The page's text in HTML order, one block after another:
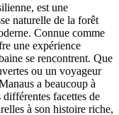
est une
naturelle de la forêt
Connue comme
une expérience
se rencontrent. Que
ou un voyageur
a beaucoup à
facettes de
à son histoire riche,